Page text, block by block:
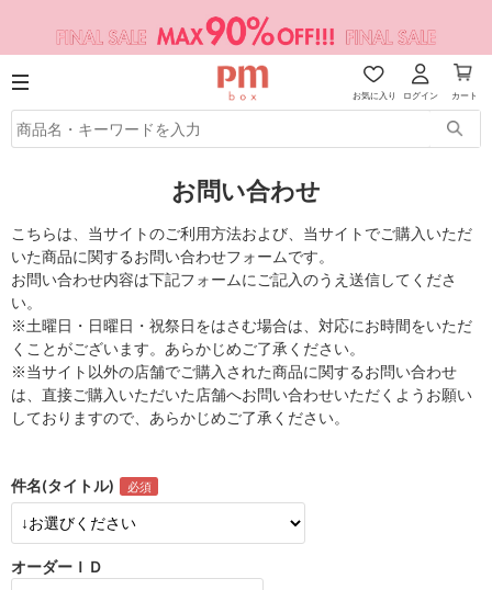
お気に入り ログイン カート
お問い合わせ
こちらは、当サイトのご利用方法および、当サイトでご購入いただ
いた商品に関するお問い合わせフォームです。
お問い合わせ内容は下記フォームにご記入のうえ送信してくださ
い。
※土曜日・日曜日・祝祭日をはさむ場合は、対応にお時間をいただ
くことがございます。あらかじめご了承ください。
※当サイト以外の店舗でご購入された商品に関するお問い合わせ
は、直接ご購入いただいた店舗へお問い合わせいただくようお願い
しておりますので、あらかじめご了承ください。
件名(タイトル)
オーダーＩＤ